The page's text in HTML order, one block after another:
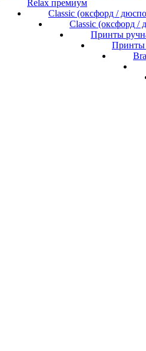
Relax премиум
Classic (оксфорд /
Classic (оксфорд /
Принты
Принты